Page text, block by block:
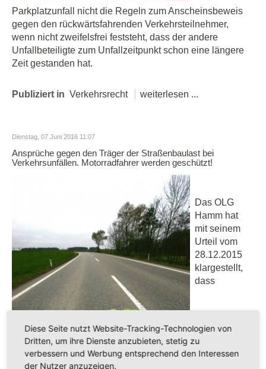
Parkplatzunfall nicht die Regeln zum Anscheinsbeweis
gegen den rückwärtsfahrenden Verkehrsteilnehmer,
wenn nicht zweifelsfrei feststeht, dass der andere
Unfallbeteiligte zum Unfallzeitpunkt schon eine längere
Zeit gestanden hat.
Publiziert in Verkehrsrecht weiterlesen ...
Dienstag, 07 Juni 2016 11:07
Ansprüche gegen den Träger der Straßenbaulast bei
Verkehrsunfällen. Motorradfahrer werden geschützt!
Das OLG
Hamm hat
mit seinem
Urteil vom
28.12.2015
klargestellt,
dass
Diese Seite nutzt Website-Tracking-Technologien von
Dritten, um ihre Dienste anzubieten, stetig zu
verbessern und Werbung entsprechend den Interessen
der Nutzer anzuzeigen.